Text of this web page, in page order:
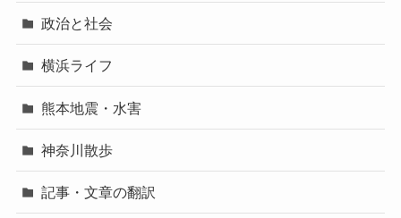
政治と社会
横浜ライフ
熊本地震・水害
神奈川散歩
記事・文章の翻訳